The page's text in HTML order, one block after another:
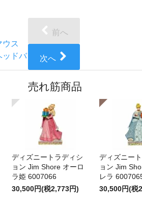
ウス
ッドバ
前へ
次へ
売れ筋商品
ディズニートラディシ
ョン Jim Shore オーロ
ラ姫 6007066
30,500円(税2,773円)
ディズニー
ョン Jim
レラ
30,500円(税